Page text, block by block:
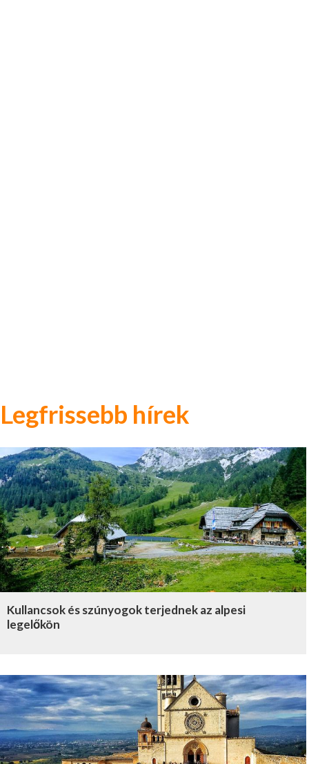
Legfrissebb hírek
Kullancsok és szúnyogok terjednek az alpesi
legelőkön